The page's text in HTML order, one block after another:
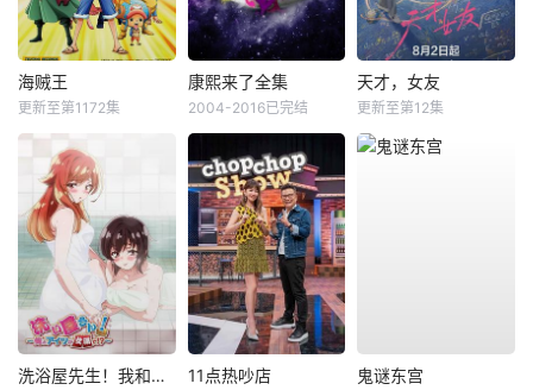
海贼王
更新至第1172集
康熙来了全集
2004-2016已完结
天才，女友
更新至第12集
洗浴屋先生！我和那家伙在女浴池！？ 11点热吵店 鬼谜东宫